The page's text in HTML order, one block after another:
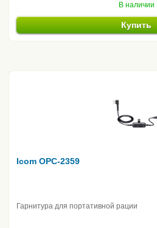
В наличии
Купить
Icom OPC-2359
Гарнитура для портативной рации